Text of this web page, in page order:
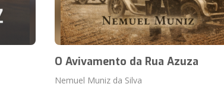
O Avivamento da Rua Azuza
Nemuel Muniz da Silva